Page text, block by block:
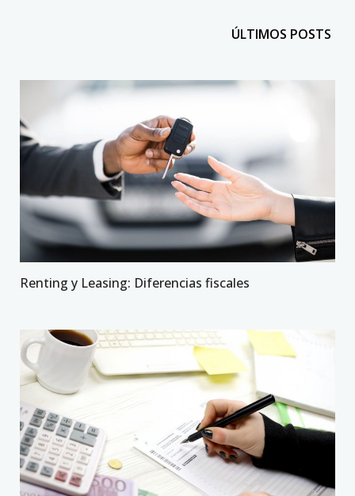
ÚLTIMOS POSTS
Renting y Leasing: Diferencias fiscales